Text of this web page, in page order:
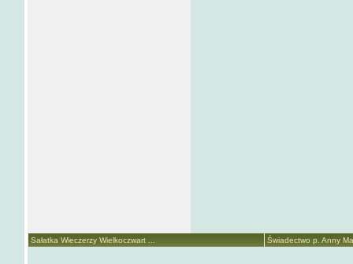
Sałatka Wieczerzy Wielkoczwart ... Świadectwo p. Anny